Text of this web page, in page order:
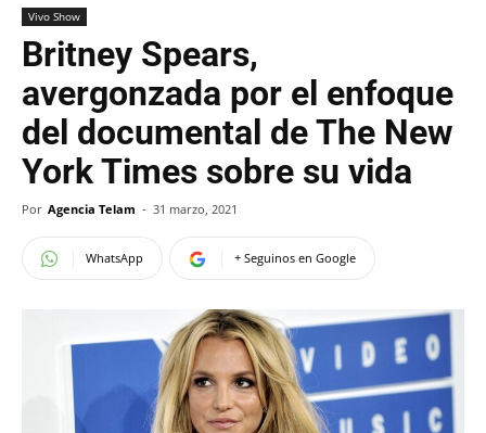
Vivo Show
Britney Spears,
avergonzada por el enfoque
del documental de The New
York Times sobre su vida
Por Agencia Telam - 31 marzo, 2021
WhatsApp + Seguinos en Google